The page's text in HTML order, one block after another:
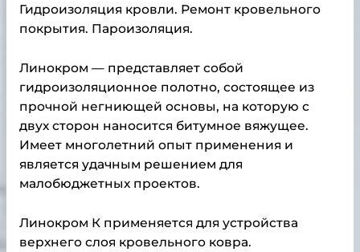
Гидроизоляция кровли. Ремонт кровельного
покрытия. Пароизоляция.
Линокром — представляет собой
гидроизоляционное полотно, состоящее из
прочной негниющей основы, на которую с
двух сторон наносится битумное вяжущее.
Имеет многолетний опыт применения и
является удачным решением для
малобюджетных проектов.
Линокром К применяется для устройства
верхнего слоя кровельного ковра.